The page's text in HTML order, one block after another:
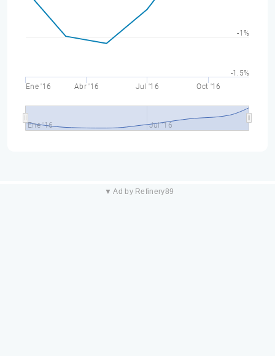
Ene '16 Abr '16 Jul '16 Oct '16
Ene '16 Jul '16
-1.5%
-1%
▼ Ad by Refinery89